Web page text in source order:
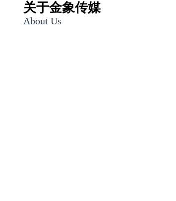
关于金象传媒
About Us